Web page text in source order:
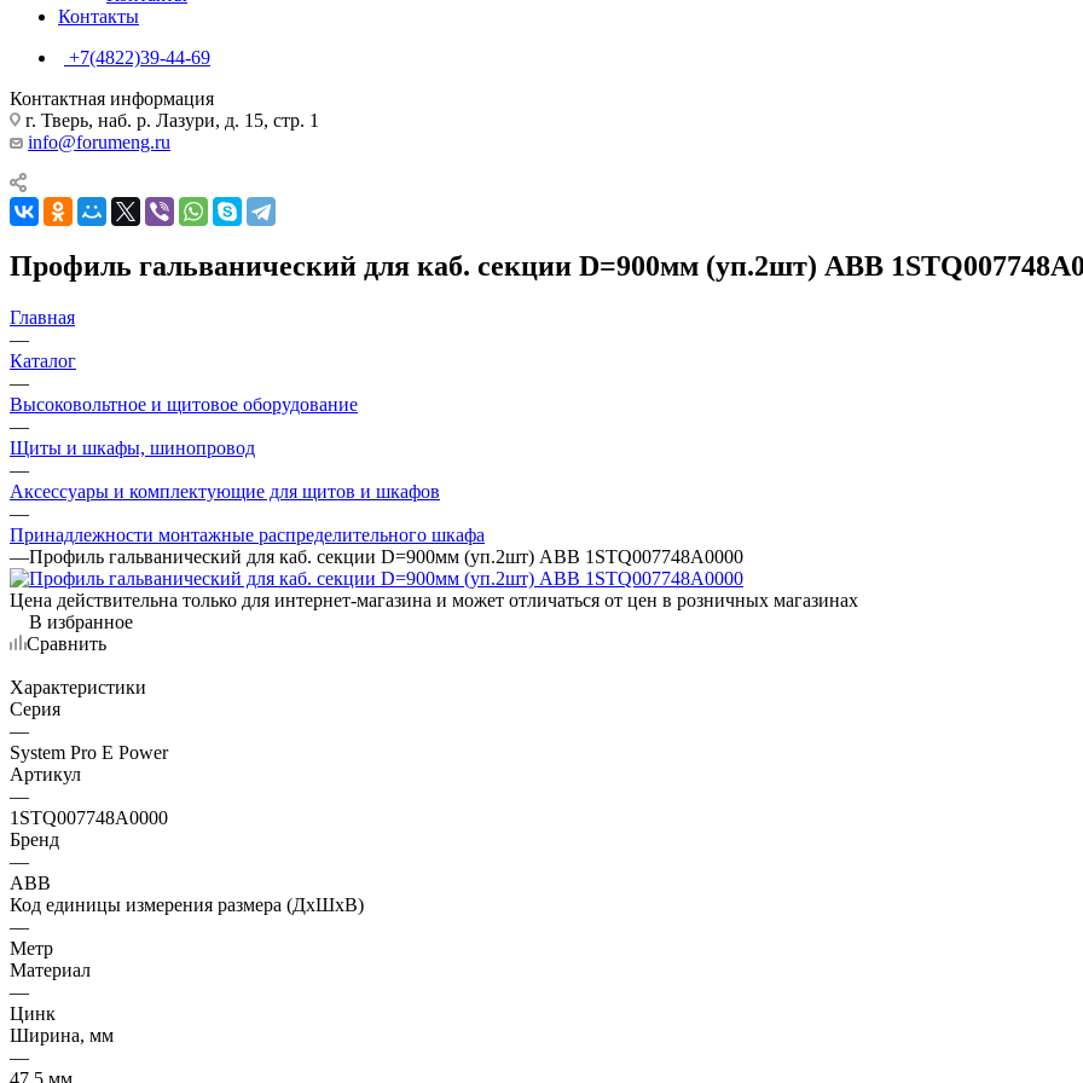
Контакты
+7(4822)39-44-69
Контактная информация
г. Тверь, наб. р. Лазури, д. 15, стр. 1
info@forumeng.ru
Профиль гальванический для каб. секции D=900мм (уп.2шт) ABB
Главная
—
Каталог
—
Высоковольтное и щитовое оборудование
—
Щиты и шкафы, шинопровод
—
Аксессуары и комплектующие для щитов и шкафов
—
Принадлежности монтажные распределительного шкафа
—Профиль гальванический для каб. секции D=900мм (уп.2шт) ABB 1STQ007748A0000
Цена действительна только для интернет-магазина и может отличаться от цен в розничных магазинах
В избранное
Сравнить
Характеристики
Серия
—
System Pro E Power
Артикул
—
1STQ007748A0000
Бренд
—
ABB
Код единицы измерения размера (ДхШхВ)
—
Метр
Материал
—
Цинк
Ширина, мм
—
47.5 мм